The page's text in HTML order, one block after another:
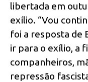
libertada em
exílio. “Vou
foi a resposta de
ir para o exílio, a
companheiros,
repressão